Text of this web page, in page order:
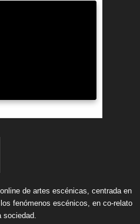
de artes escénicas, centrada en
fenómenos escénicos, en co-relato
sociedad.